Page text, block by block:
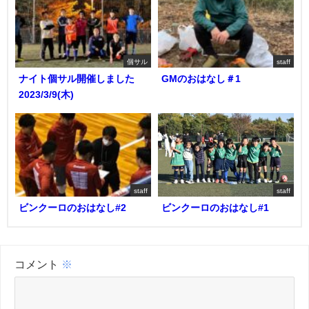
個サル
ナイト個サル開催しました
2023/3/9(木)
staff
GMのおはなし＃1
staff
ビンクーロのおはなし#2
staff
ビンクーロのおはなし#1
コメント ※